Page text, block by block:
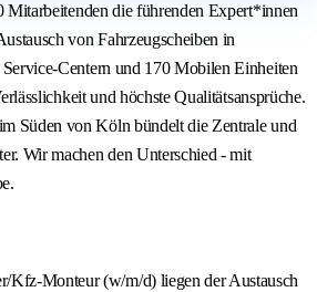
Mitarbeitenden die führenden Expert*innen
von Fahrzeugscheiben in
Centern und 170 Mobilen Einheiten
und höchste Qualitätsansprüche.
Süden von Köln bündelt die Zentrale und
Wir machen den Unterschied - mit
Kfz-Monteur (w/m/d) liegen der Austausch